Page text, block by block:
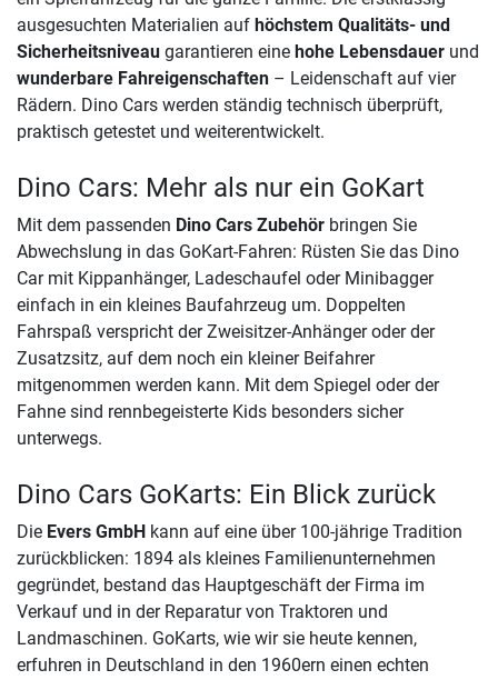
ausgesuchten Materialien auf höchstem Qualitäts- und
Sicherheitsniveau garantieren eine hohe Lebensdauer und
wunderbare Fahreigenschaften – Leidenschaft auf vier
Rädern. Dino Cars werden ständig technisch überprüft,
praktisch getestet und weiterentwickelt.
Dino Cars: Mehr als nur ein GoKart
Mit dem passenden Dino Cars Zubehör bringen Sie
Abwechslung in das GoKart-Fahren: Rüsten Sie das Dino
Car mit Kippanhänger, Ladeschaufel oder Minibagger
einfach in ein kleines Baufahrzeug um. Doppelten
Fahrspaß verspricht der Zweisitzer-Anhänger oder der
Zusatzsitz, auf dem noch ein kleiner Beifahrer
mitgenommen werden kann. Mit dem Spiegel oder der
Fahne sind rennbegeisterte Kids besonders sicher
unterwegs.
Dino Cars GoKarts: Ein Blick zurück
Die Evers GmbH kann auf eine über 100-jährige Tradition
zurückblicken: 1894 als kleines Familienunternehmen
gegründet, bestand das Hauptgeschäft der Firma im
Verkauf und in der Reparatur von Traktoren und
Landmaschinen. GoKarts, wie wir sie heute kennen,
erfuhren in Deutschland in den 1960ern einen echten